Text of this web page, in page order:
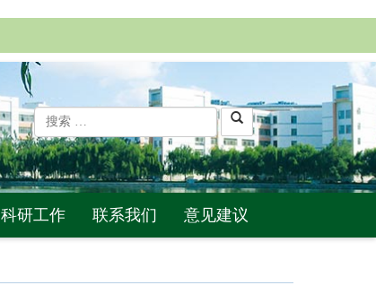
科研工作 联系我们 意见建议